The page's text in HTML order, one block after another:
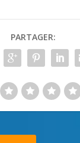
PARTAGER: